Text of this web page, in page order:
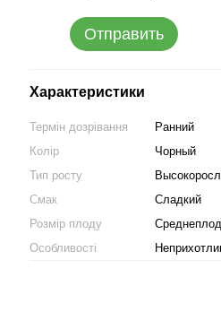
Отправить
Характеристики
Термін дозрівання
Ранний
Колір
Чорный
Тип росту
Смак
Сладкий
Розмір плоду
Особливості